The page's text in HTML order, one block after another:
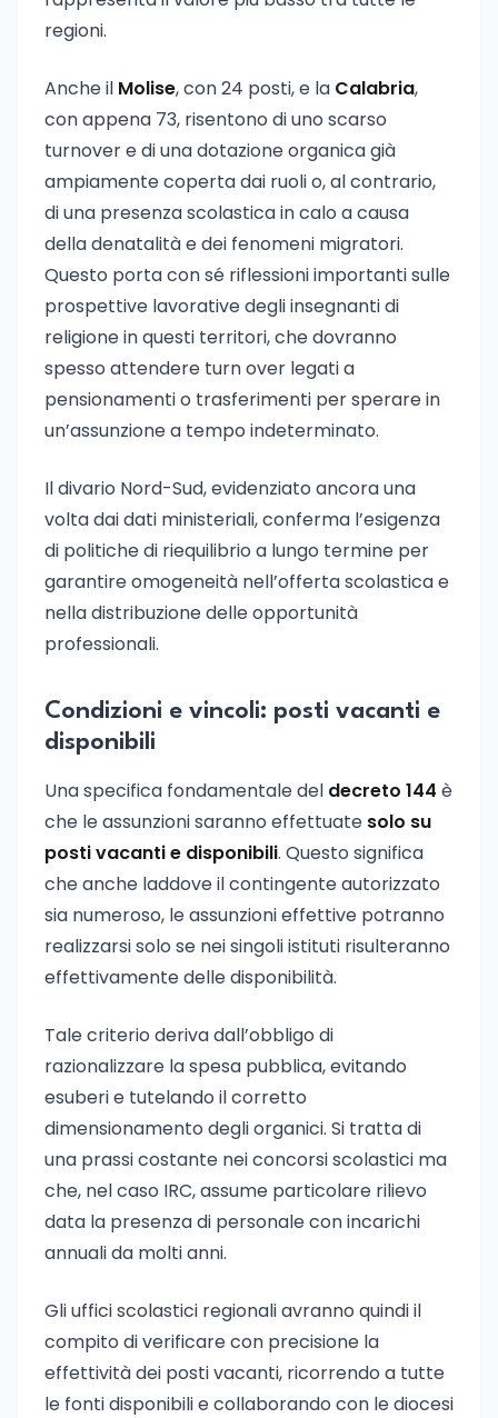
regioni.
Anche il Molise, con 24 posti, e la Calabria,
con appena 73, risentono di uno scarso
turnover e di una dotazione organica già
ampiamente coperta dai ruoli o, al contrario,
di una presenza scolastica in calo a causa
della denatalità e dei fenomeni migratori.
Questo porta con sé riflessioni importanti sulle
prospettive lavorative degli insegnanti di
religione in questi territori, che dovranno
spesso attendere turn over legati a
pensionamenti o trasferimenti per sperare in
un’assunzione a tempo indeterminato.
Il divario Nord-Sud, evidenziato ancora una
volta dai dati ministeriali, conferma l’esigenza
di politiche di riequilibrio a lungo termine per
garantire omogeneità nell’offerta scolastica e
nella distribuzione delle opportunità
professionali.
Condizioni e vincoli: posti vacanti e
disponibili
Una specifica fondamentale del decreto 144 è
che le assunzioni saranno effettuate solo su
posti vacanti e disponibili. Questo significa
che anche laddove il contingente autorizzato
sia numeroso, le assunzioni effettive potranno
realizzarsi solo se nei singoli istituti risulteranno
effettivamente delle disponibilità.
Tale criterio deriva dall’obbligo di
razionalizzare la spesa pubblica, evitando
esuberi e tutelando il corretto
dimensionamento degli organici. Si tratta di
una prassi costante nei concorsi scolastici ma
che, nel caso IRC, assume particolare rilievo
data la presenza di personale con incarichi
annuali da molti anni.
Gli uffici scolastici regionali avranno quindi il
compito di verificare con precisione la
effettività dei posti vacanti, ricorrendo a tutte
le fonti disponibili e collaborando con le diocesi